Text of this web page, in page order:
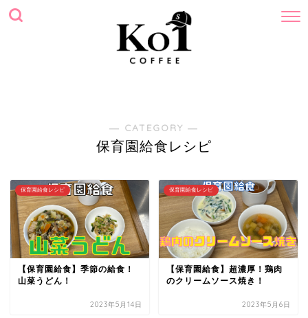
― CATEGORY ―
保育園給食レシピ
保育園給食レシピ
【保育園給食】季節の給食！
山菜うどん！
2023年5月14日
保育園給食レシピ
【保育園給食】超濃厚！鶏肉
のクリームソース焼き！
2023年5月6日